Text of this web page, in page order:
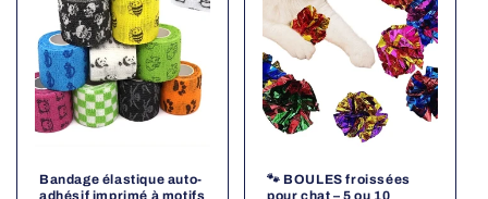
Bandage élastique auto-
🐾 BOULES froissées